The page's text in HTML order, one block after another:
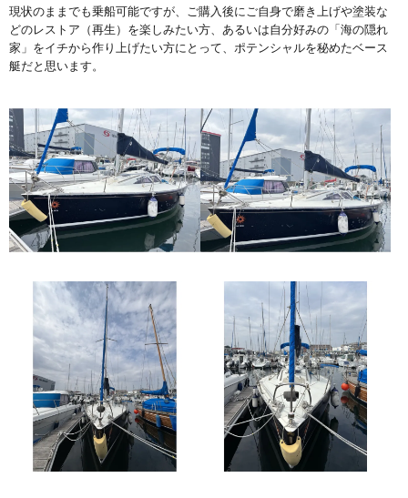
現状のままでも乗船可能ですが、ご購入後にご自身で磨き上げや塗装な
どのレストア（再生）を楽しみたい方、あるいは自分好みの「海の隠れ
家」をイチから作り上げたい方にとって、ポテンシャルを秘めたベース
艇だと思います。